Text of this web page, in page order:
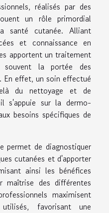
réalisés par des
un rôle primordial
santé cutanée. Alliant
et connaissance en
apportent un traitement
souvent la portée des
En effet, un soin effectué
du nettoyage et de
s'appuie sur la dermo-
besoins spécifiques de
permet de diagnostiquer
cutanées et d'apporter
ainsi les bénéfices
des différentes
maximisent
favorisant une